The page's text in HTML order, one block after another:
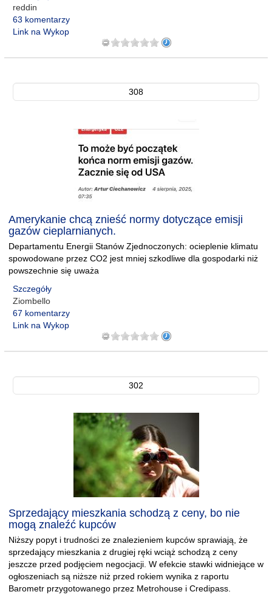
reddin
63 komentarzy
Link na Wykop
308
Amerykanie chcą znieść normy dotyczące emisji
gazów cieplarnianych.
Departamentu Energii Stanów Zjednoczonych: ocieplenie klimatu
spowodowane przez CO2 jest mniej szkodliwe dla gospodarki niż
powszechnie się uważa
Szczegóły
Ziombello
67 komentarzy
Link na Wykop
302
Sprzedający mieszkania schodzą z ceny, bo nie
mogą znaleźć kupców
Niższy popyt i trudności ze znalezieniem kupców sprawiają, że
sprzedający mieszkania z drugiej ręki wciąż schodzą z ceny
jeszcze przed podjęciem negocjacji. W efekcie stawki widniejące w
ogłoszeniach są niższe niż przed rokiem wynika z raportu
Barometr przygotowanego przez Metrohouse i Credipass.